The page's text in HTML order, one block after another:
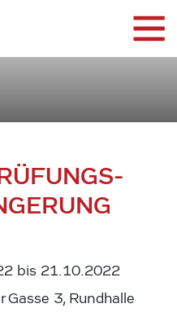
bis 21.10.2022
Gasse 3, Rundhalle